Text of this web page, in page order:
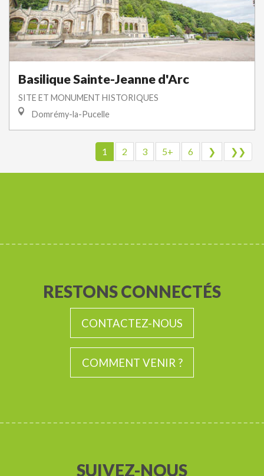
Basilique Sainte-Jeanne d'Arc
SITE ET MONUMENT HISTORIQUES
Domrémy-la-Pucelle
1 2 3 5+ 6 ❯ ❯❯
RESTONS CONNECTÉS
CONTACTEZ-NOUS
COMMENT VENIR ?
SUIVEZ-NOUS